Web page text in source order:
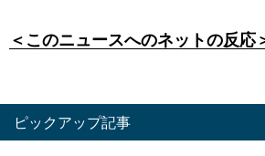
＜このニュースへのネットの反応
ピックアップ記事